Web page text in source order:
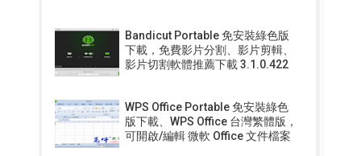
Bandicut Portable 免安裝綠色版
下載，免費影片分割、影片剪輯、
影片切割軟體推薦下載 3.1.0.422
WPS Office Portable 免安裝綠色
版下載、WPS Office 台灣繁體版，
可開啟/編輯 微軟 Office 文件檔案